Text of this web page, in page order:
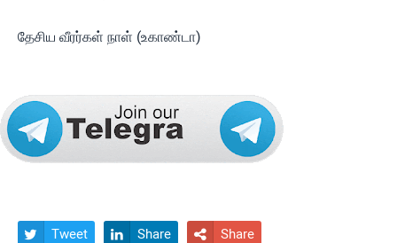
தேசிய வீரர்கள் நாள் (உகாண்டா)
 Tweet  Share  Share